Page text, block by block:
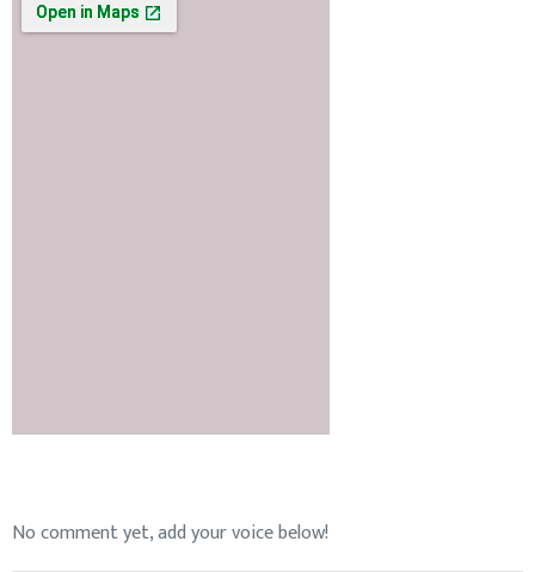
No comment yet, add your voice below!